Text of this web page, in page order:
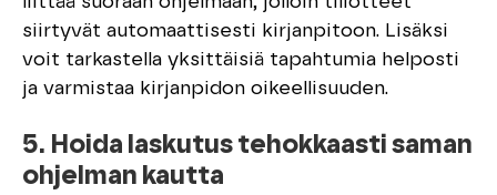
siirtyvät automaattisesti kirjanpitoon. Lisäksi
voit tarkastella yksittäisiä tapahtumia helposti
ja varmistaa kirjanpidon oikeellisuuden.
5. Hoida laskutus tehokkaasti saman
ohjelman kautta